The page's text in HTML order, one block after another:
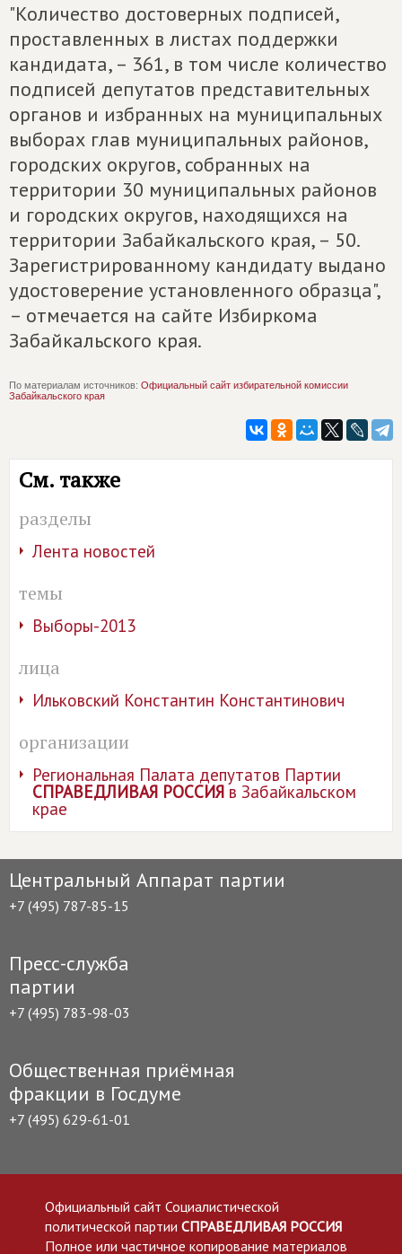
"Количество достоверных подписей,
проставленных в листах поддержки
кандидата, – 361, в том числе количество
подписей депутатов представительных
органов и избранных на муниципальных
выборах глав муниципальных районов,
городских округов, собранных на
территории 30 муниципальных районов
и городских округов, находящихся на
территории Забайкальского края, – 50.
Зарегистрированному кандидату выдано
удостоверение установленного образца",
– отмечается на сайте Избиркома
Забайкальского края.
По материалам источников: Официальный сайт избирательной комиссии
Забайкальского края
См. также
разделы
Лента новостей
темы
Выборы-2013
лица
Ильковский Константин Константинович
организации
Региональная Палата депутатов Партии
СПРАВЕДЛИВАЯ РОССИЯв Забайкальском
крае
Центральный Аппарат партии
+7 (495) 787-85-15
Пресс-служба
партии
+7 (495) 783-98-03
Общественная приёмная
фракции в Госдуме
+7 (495) 629-61-01
Официальный сайт Социалистической
политической партии СПРАВЕДЛИВАЯ РОССИЯ
Полное или частичное копирование материалов